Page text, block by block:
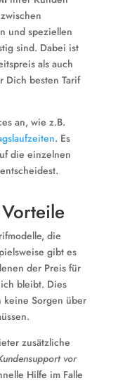
und speziellen
sind. Dabei ist
als auch
Dich besten Tarif
an, wie z.B.
. Es
die einzelnen
die
gibt es
der Preis für
bleibt. Dies
keine Sorgen über
zusätzliche
vor
Hilfe im Falle